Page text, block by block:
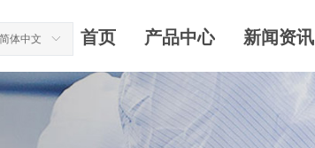
首页 产品中心 新闻资讯
ꀅ
简体中文